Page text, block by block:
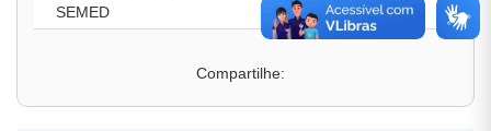
SEMED
Compartilhe: